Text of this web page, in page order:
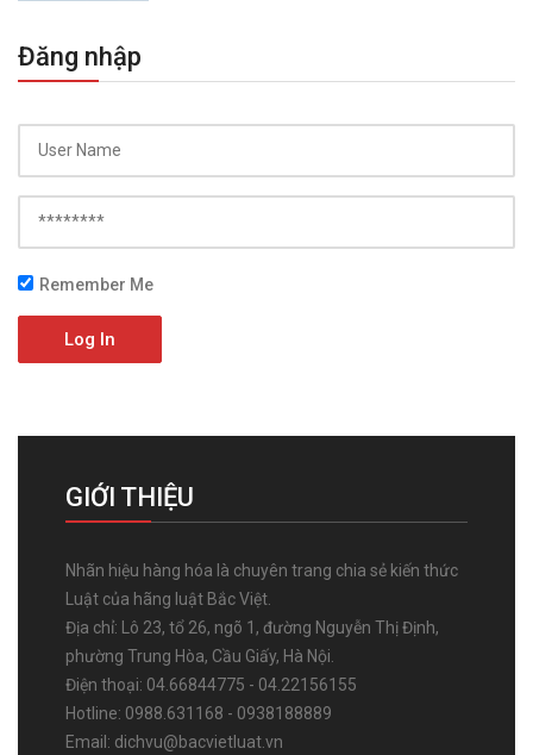
Đăng nhập
Remember Me
Log In
GIỚI THIỆU
Nhãn hiệu hàng hóa là chuyên trang chia sẻ kiến thức
Luật của hãng luật Bắc Việt.
Địa chỉ: Lô 23, tổ 26, ngõ 1, đường Nguyễn Thị Định,
phường Trung Hòa, Cầu Giấy, Hà Nội.
Điện thoại: 04.66844775 - 04.22156155
Hotline: 0988.631168 - 0938188889
Email: dichvu@bacvietluat.vn